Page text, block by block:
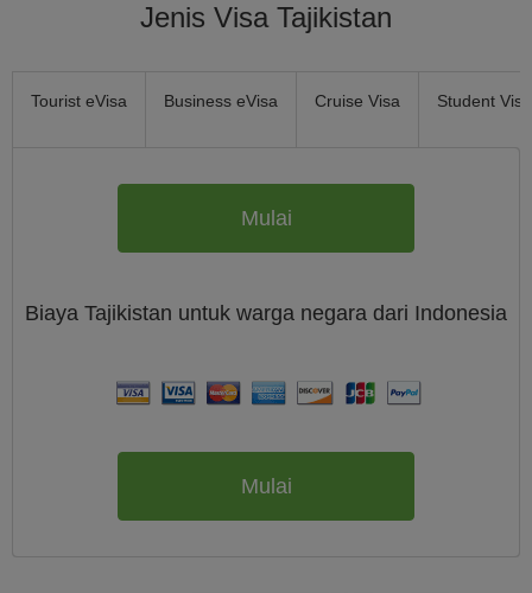
Jenis Visa Tajikistan
Tourist eVisa Business eVisa Cruise Visa Student Visa
Mulai
Biaya Tajikistan untuk warga negara dari Indonesia
Mulai